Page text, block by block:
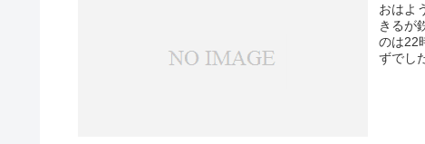
おはよ
きるが
のは22
ずでし